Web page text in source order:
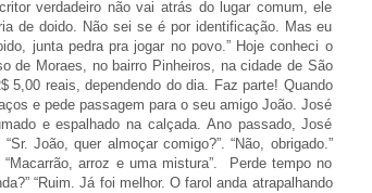
verdadeiro não vai atrás do lugar comum, ele
de doido. Não sei se é por identificação. Mas eu
junta pedra pra jogar no povo.” Hoje conheci o
de Moraes, no bairro Pinheiros, na cidade de São
5,00 reais, dependendo do dia. Faz parte! Quando
e pede passagem para o seu amigo João. José
e espalhado na calçada. Ano passado, José
João, quer almoçar comigo?”. “Não, obrigado.”
arroz e uma mistura”. Perde tempo no
“Ruim. Já foi melhor. O farol anda atrapalhando